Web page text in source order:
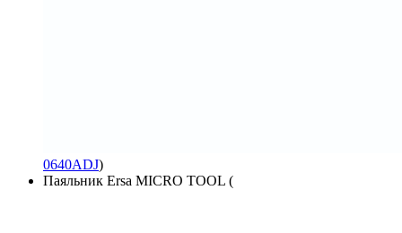
0640ADJ)
Паяльник Ersa MICRO TOOL (